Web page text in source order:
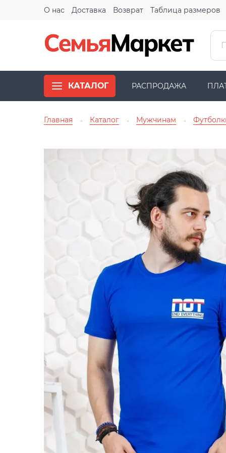
О нас Доставка Возврат Таблица размеров
КАТАЛОГ РАСПРОДАЖА
Главная → Каталог → Мужчинам →